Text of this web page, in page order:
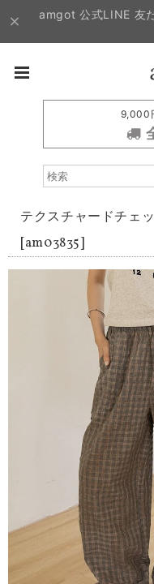
amgot 公式LINE 友
9,000
テクスチャードチェ
[am03835]